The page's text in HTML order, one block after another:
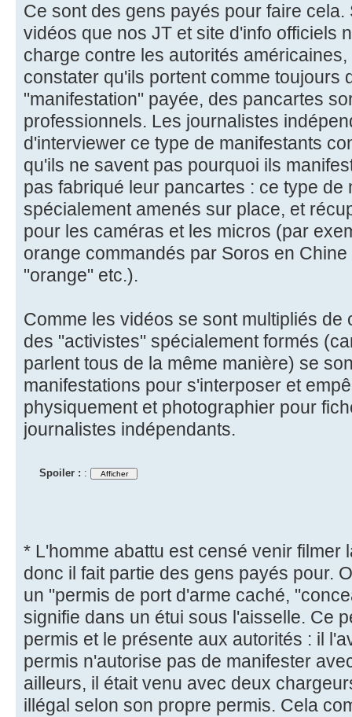
Ce sont des gens payés pour faire
vidéos que nos JT et site d'info officiels
charge contre les autorités
constater qu'ils portent comme toujours
"manifestation" payée, des pancartes
professionnels. Les journalistes
d'interviewer ce type de manifestants
qu'ils ne savent pas pourquoi ils
pas fabriqué leur pancartes : ce type de
spécialement amenés sur place, et
pour les caméras et les micros (par
orange commandés par Soros en
"orange" etc.).
Comme les vidéos se sont multipliés de
des "activistes" spécialement formés
parlent tous de la même manière) se
manifestations pour s'interposer et
physiquement et photographier pour
journalistes indépendants.
Spoiler : :
* L'homme abattu est censé venir filmer
donc il fait partie des gens payés pour.
un "permis de port d'arme caché,
signifie dans un étui sous l'aisselle. Ce
permis et le présente aux autorités : il
permis n'autorise pas de manifester
ailleurs, il était venu avec deux
illégal selon son propre permis. Cela